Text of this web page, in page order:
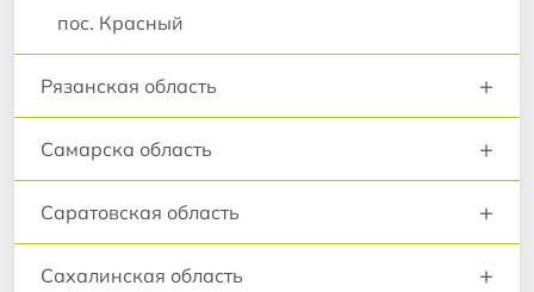
пос. Красный
Рязанская область +
Самарска область +
Саратовская область +
Сахалинская область +